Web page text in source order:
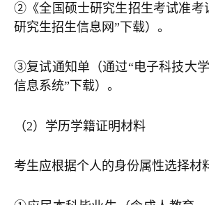
②《全国硕士研究生招生考试准考
研究生招生信息网”下载）。
③复试通知单（通过“电子科技大
信息系统”下载）。
（2）学历学籍证明材料
考生应根据个人的身份属性选择材